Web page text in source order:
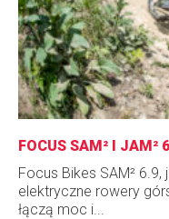
FOCUS SAM² I JAM²
Focus Bikes SAM²
elektryczne rowery
łączą moc i...